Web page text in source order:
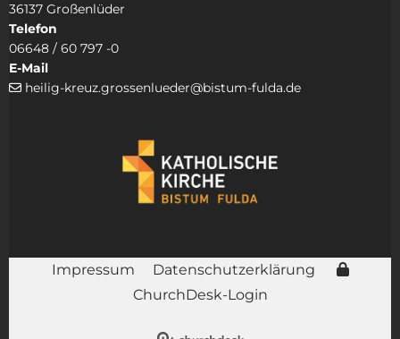
36137 Großenlüder
Telefon
06648 / 60 797 -0
E-Mail
 heilig-kreuz.grossenlueder@bistum-fulda.de
Impressum
Datenschutzerklärung
ChurchDesk-Login